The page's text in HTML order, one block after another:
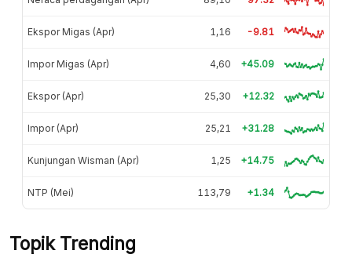
Ekspor Migas (Apr) 1,16 -9.81
Impor Migas (Apr) 4,60 +45.09
Ekspor (Apr) 25,30 +12.32
Impor (Apr) 25,21 +31.28
Kunjungan Wisman (Apr) 1,25 +14.75
NTP (Mei) 113,79 +1.34
Topik Trending